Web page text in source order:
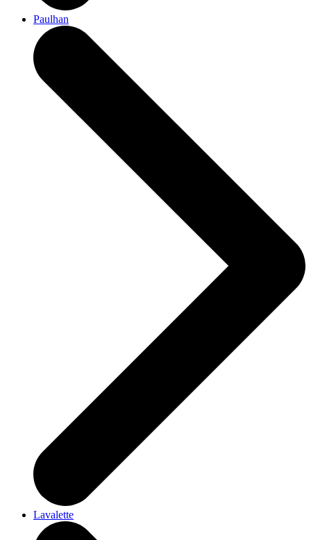
Paulhan
Lavalette